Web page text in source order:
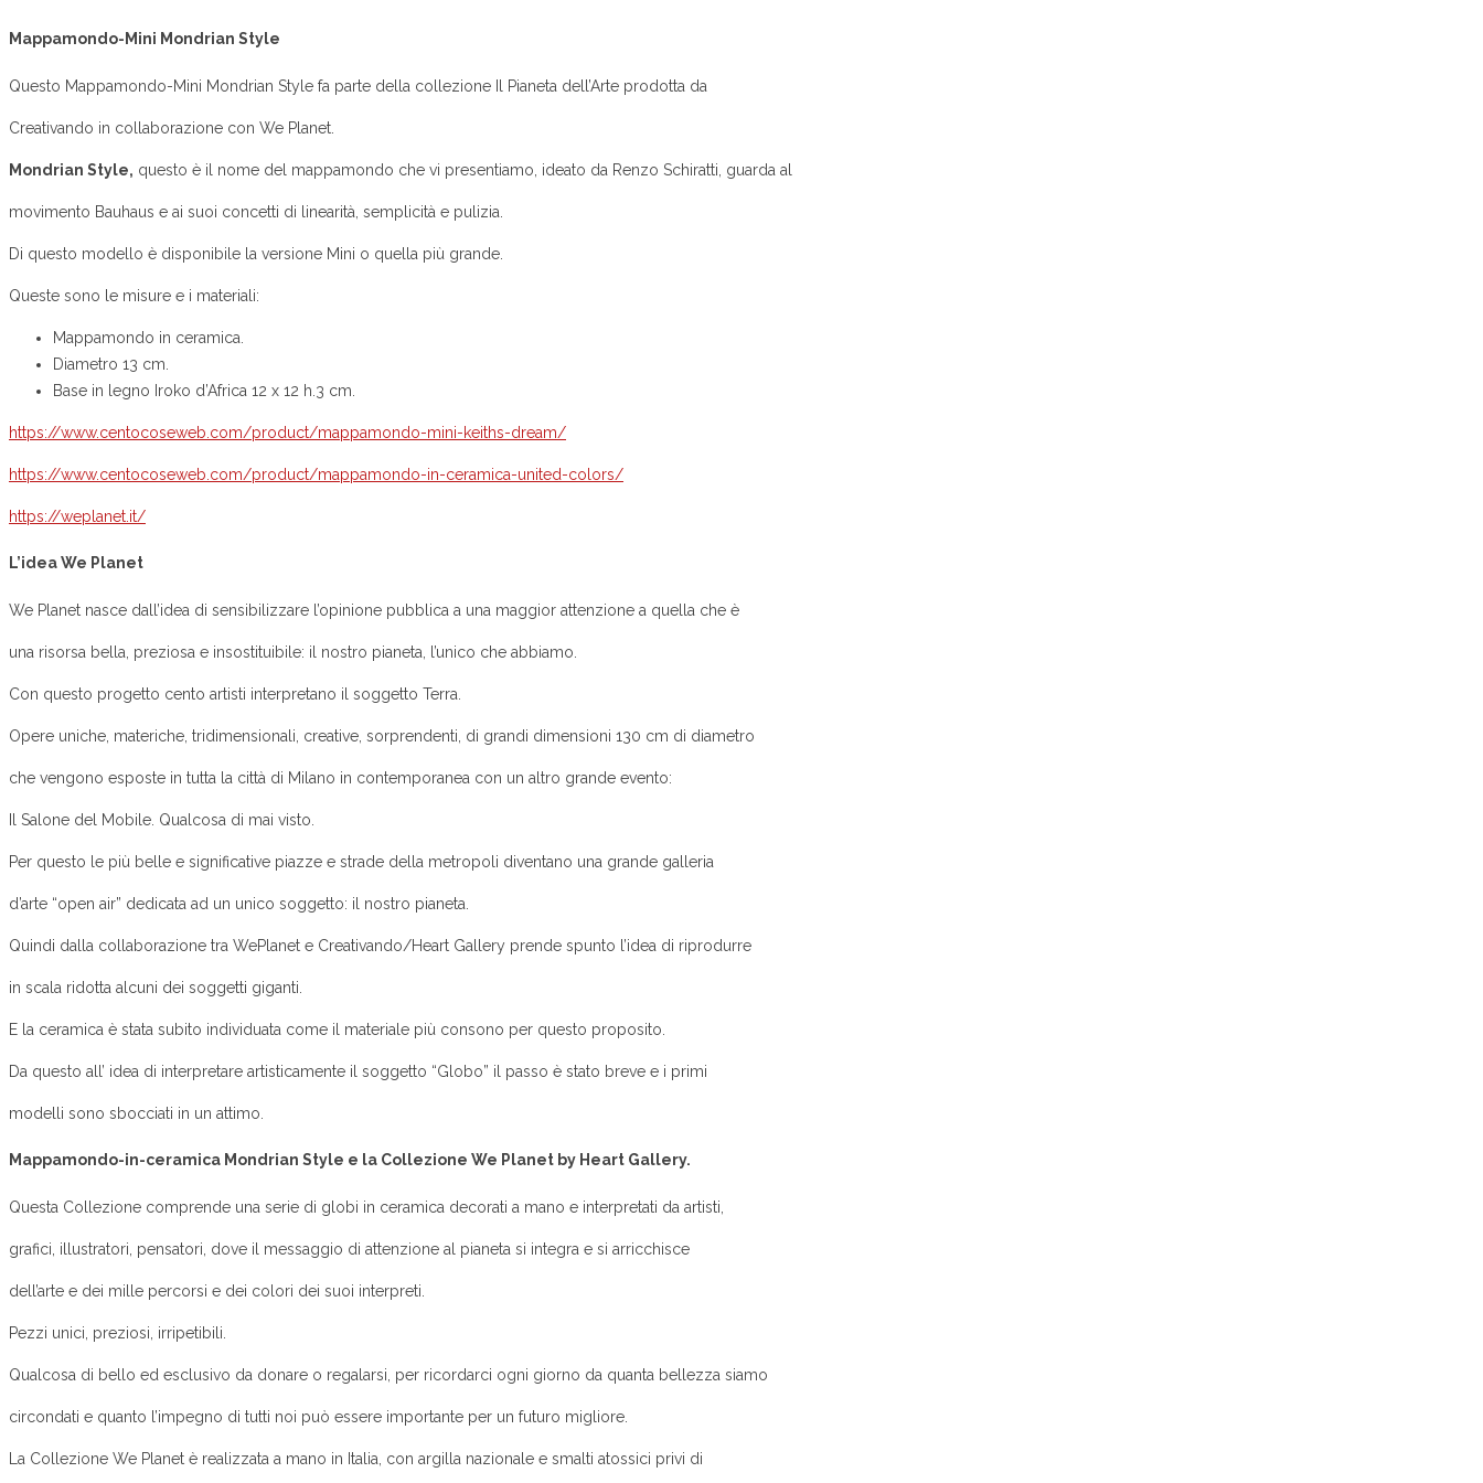
Mappamondo-Mini Mondrian Style
Questo Mappamondo-Mini Mondrian Style fa parte della collezione Il Pianeta dell’Arte prodotta da
Creativando in collaborazione con We Planet.
Mondrian Style, questo è il nome del mappamondo che vi presentiamo, ideato da Renzo Schiratti, guarda al
movimento Bauhaus e ai suoi concetti di linearità, semplicità e pulizia.
Di questo modello è disponibile la versione Mini o quella più grande.
Queste sono le misure e i materiali:
Mappamondo in ceramica.
Diametro 13 cm.
Base in legno Iroko d’Africa 12 x 12 h.3 cm.
https://www.centocoseweb.com/product/mappamondo-mini-keiths-dream/
https://www.centocoseweb.com/product/mappamondo-in-ceramica-united-colors/
https://weplanet.it/
L’idea We Planet
We Planet nasce dall’idea di sensibilizzare l’opinione pubblica a una maggior attenzione a quella che è
una risorsa bella, preziosa e insostituibile: il nostro pianeta, l’unico che abbiamo.
Con questo progetto cento artisti interpretano il soggetto Terra.
Opere uniche, materiche, tridimensionali, creative, sorprendenti, di grandi dimensioni 130 cm di diametro
che vengono esposte in tutta la città di Milano in contemporanea con un altro grande evento:
Il Salone del Mobile. Qualcosa di mai visto.
Per questo le più belle e significative piazze e strade della metropoli diventano una grande galleria
d’arte “open air” dedicata ad un unico soggetto: il nostro pianeta.
Quindi dalla collaborazione tra WePlanet e Creativando/Heart Gallery prende spunto l’idea di riprodurre
in scala ridotta alcuni dei soggetti giganti.
E la ceramica è stata subito individuata come il materiale più consono per questo proposito.
Da questo all’ idea di interpretare artisticamente il soggetto “Globo” il passo è stato breve e i primi
modelli sono sbocciati in un attimo.
Mappamondo-in-ceramica Mondrian Style e la Collezione We Planet by Heart Gallery.
Questa Collezione comprende una serie di globi in ceramica decorati a mano e interpretati da artisti,
grafici, illustratori, pensatori, dove il messaggio di attenzione al pianeta si integra e si arricchisce
dell’arte e dei mille percorsi e dei colori dei suoi interpreti.
Pezzi unici, preziosi, irripetibili.
Qualcosa di bello ed esclusivo da donare o regalarsi, per ricordarci ogni giorno da quanta bellezza siamo
circondati e quanto l’impegno di tutti noi può essere importante per un futuro migliore.
La Collezione We Planet è realizzata a mano in Italia, con argilla nazionale e smalti atossici privi di